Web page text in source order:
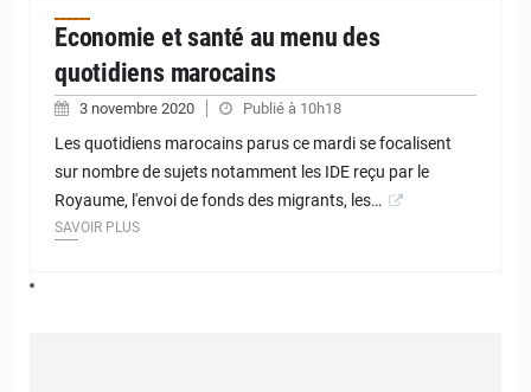
Economie et santé au menu des
quotidiens marocains
3 novembre 2020 Publié à 10h18
Les quotidiens marocains parus ce mardi se focalisent
sur nombre de sujets notamment les IDE reçu par le
Royaume, l'envoi de fonds des migrants, les…
SAVOIR PLUS